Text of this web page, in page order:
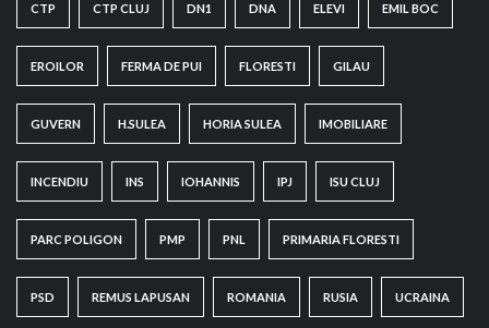
CTP CTP CLUJ DN1 DNA ELEVI EMIL BOC
EROILOR FERMA DE PUI FLORESTI GILAU
GUVERN H.SULEA HORIA SULEA IMOBILIARE
INCENDIU INS IOHANNIS IPJ ISU CLUJ
PARC POLIGON PMP PNL PRIMARIA FLORESTI
PSD REMUS LAPUSAN ROMANIA RUSIA UCRAINA